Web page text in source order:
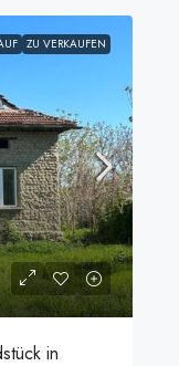
ZU VERKAUFEN
in